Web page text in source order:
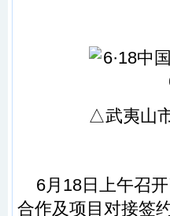
△武夷山
6月18日上午召开
合作及项目对接签